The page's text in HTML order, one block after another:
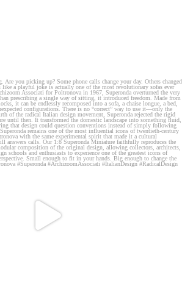
Design is calling. Are you picking...
116 10